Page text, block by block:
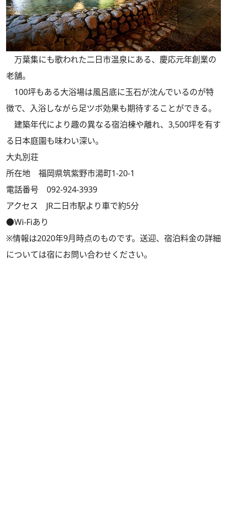
万葉集にも歌われた二日市温泉にある、慶応元年創業の
老舗。
100坪もある大浴場は風呂底に玉石が沈んでいるのが特
徴で、入浴しながら足ツボ効果も期待することができる。
建築年代により趣の異なる宿泊棟や離れ、3,500坪を有す
る日本庭園も味わい深い。
大丸別荘
所在地 福岡県筑紫野市湯町1-20-1
電話番号 092-924-3939
アクセス JR二日市駅より車で約5分
●Wi-Fiあり
※情報は2020年9月時点のものです。送迎、宿泊料金の詳細
については宿にお問い合わせください。